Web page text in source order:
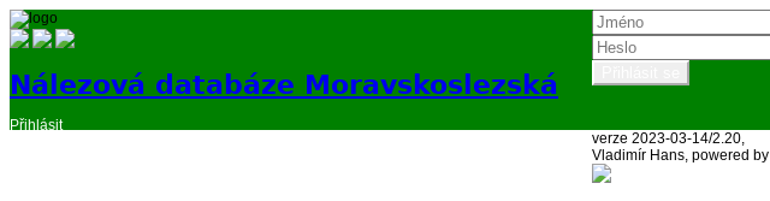
Nálezová databáze Moravskoslezská
Přihlásit
verze 2023-03-14/2.20,
Vladimír Hans, powered by